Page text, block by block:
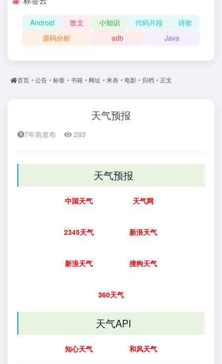
Android 散文 小知识 代码片段
诗歌
源码分析
adb Java
首页 • 公告 • 标签 • 书籍 • 网址 • 米表 • 电影 • 归档 • 正文
天气预报
7年前发布 263
天气预报
中国天气 天气网
2345天气 新浪天气
新浪天气 搜狗天气
360天气
天气API
知心天气 和风天气